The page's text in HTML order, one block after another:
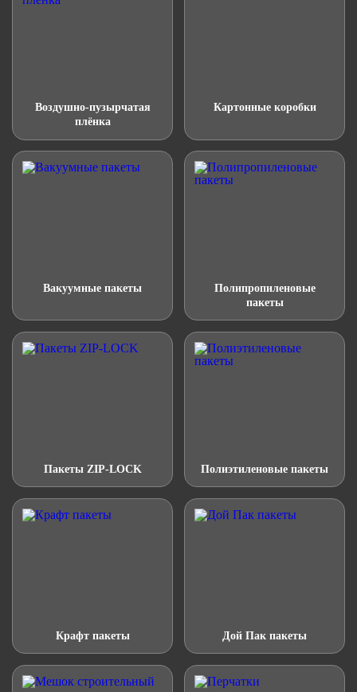
Воздушно-пузырчатая
плёнка
Картонные коробки
Вакуумные пакеты
Полипропиленовые
пакеты
Пакеты ZIP-LOCK Полиэтиленовые пакеты
Крафт пакеты Дой Пак пакеты